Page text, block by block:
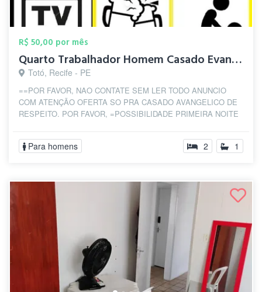
R$ 50,00 por mês
Quarto Trabalhador Homem Casado Evangeli...
Totó, Recife - PE
==POR FAVOR, NAO CONTATE SEM LER TODO ANUNCIO
COM ATENÇÃO OFERTA SO PRA CASADO AVANGELICO DE
RESPEITO. POR FAVOR, =POSSIBILIDADE PRIMEIRA NOITE
Para homens 2 1